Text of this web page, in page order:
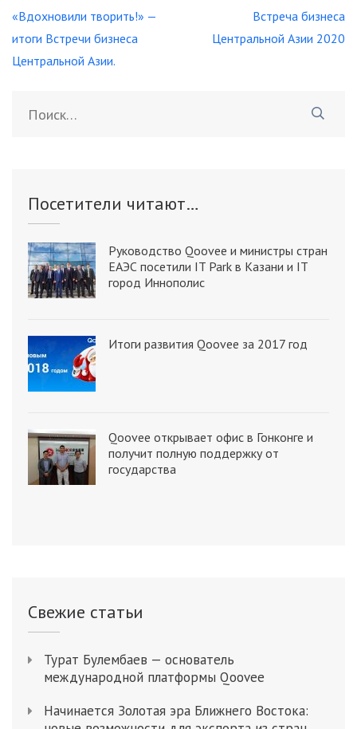
Навигация
по
записям
«Вдохновили творить!» —
итоги Встречи бизнеса
Центральной Азии.
Встреча бизнеса
Центральной Азии 2020
Посетители читают…
Руководство Qoovee и министры стран
ЕАЭС посетили IT Park в Казани и IT
город Иннополис
Итоги развития Qoovee за 2017 год
Qoovee открывает офис в Гонконге и
получит полную поддержку от
государства
Свежие статьи
Турат Булембаев — основатель
международной платформы Qoovee
Начинается Золотая эра Ближнего Востока: